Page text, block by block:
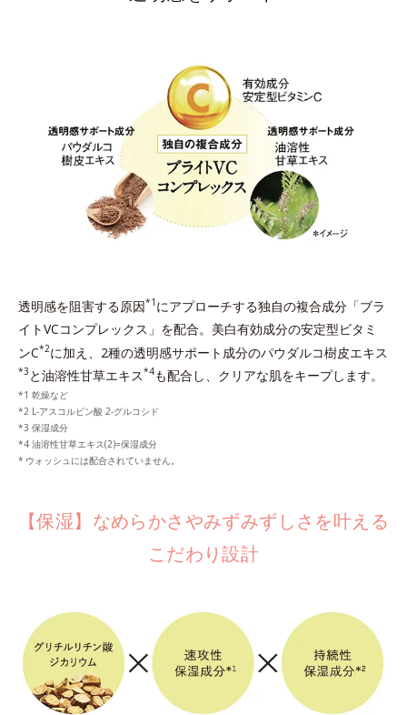
透明感を阻害する原因*1 にアプローチする独自の複合成分「ブラ
イトVCコンプレックス」を配合。美白有効成分の安定型ビタミ
ンC*2に加え、2種の透明感サポート成分のパウダルコ樹皮エキス
*3 と油溶性甘草エキス*4も配合し、クリアな肌をキープします。
乾燥など
L-アスコルビン酸 2-グルコシド
保湿成分
油溶性甘草エキス(2)=保湿成分
ウォッシュには配合されていません。
【保湿】なめらかさやみずみずしさを叶える
こだわり設計